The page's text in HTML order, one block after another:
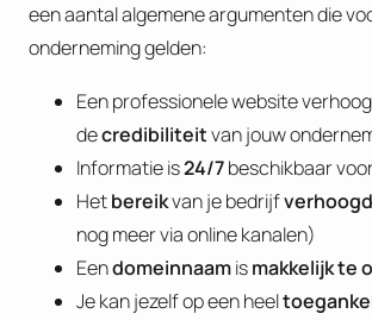
een aantal algemene argumenten die
onderneming gelden:
Een professionele website
decredibiliteitvan jouw
Informatie is24/7beschikbaar
Hetbereikvan je bedrijfverhoogd
nog meer via online kanalen)
Eendomeinnaamismakkelijk te
Je kan jezelf op een heel